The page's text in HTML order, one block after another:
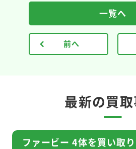
前へ
一覧へ
最新の買
ファービー 4体を買い取